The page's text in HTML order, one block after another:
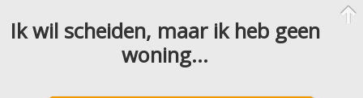
Ik wil scheiden, maar ik heb geen
woning…